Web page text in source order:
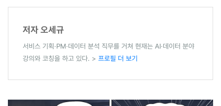
저자 오세규
서비스 기획·PM·데이터 분석 직무를 거쳐 현재는 AI·데이터 분야
강의와 코칭을 하고 있다. > 프로필 더 보기